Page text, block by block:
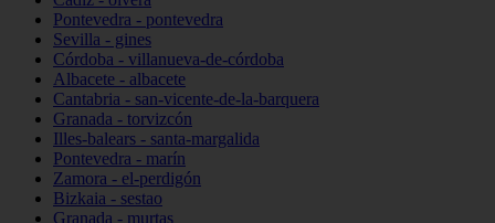
Pontevedra - pontevedra
Sevilla - gines
Córdoba - villanueva-de-córdoba
Albacete - albacete
Cantabria - san-vicente-de-la-barquera
Granada - torvizcón
Illes-balears - santa-margalida
Pontevedra - marín
Zamora - el-perdigón
Bizkaia - sestao
Granada - murtas